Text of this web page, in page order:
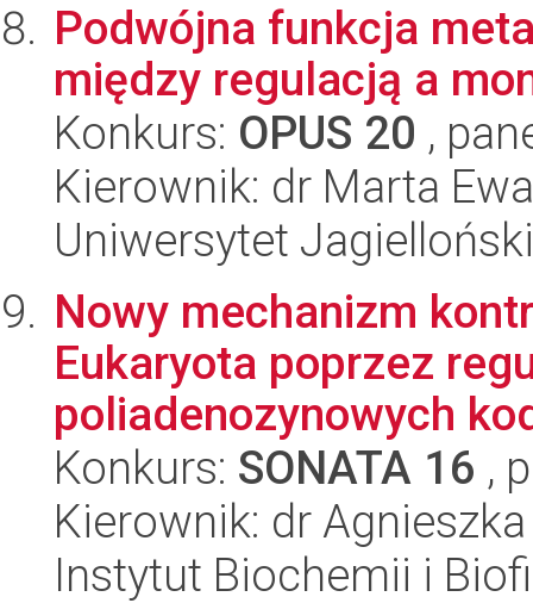
Podwójna funkcja
między regulacją a
Konkurs: OPUS 20 ,
Kierownik: dr Marta
Uniwersytet
Nowy mechanizm
Eukaryota poprzez
poliadenozynowych
Konkurs: SONATA 16 ,
Kierownik: dr
Instytut Biochemii i